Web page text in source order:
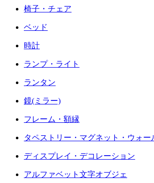
椅子・チェア
ベッド
時計
ランプ・ライト
ランタン
鏡(ミラー)
フレーム・額縁
タペストリー・マグネット・ウォー
ディスプレイ・デコレーション
アルファベット文字オブジェ